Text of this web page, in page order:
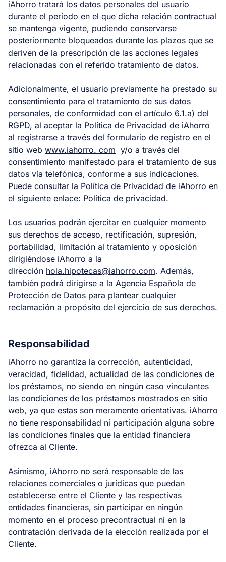
iAhorro tratará los datos personales del usuario
durante el período en el que dicha relación contractual
se mantenga vigente, pudiendo conservarse
posteriormente bloqueados durante los plazos que se
deriven de la prescripción de las acciones legales
relacionadas con el referido tratamiento de datos.
Adicionalmente, el usuario previamente ha prestado su
consentimiento para el tratamiento de sus datos
personales, de conformidad con el artículo 6.1.a) del
RGPD, al aceptar la Política de Privacidad de iAhorro
al registrarse a través del formulario de registro en el
sitio web www.iahorro. com y/o a través del
consentimiento manifestado para el tratamiento de sus
datos vía telefónica, conforme a sus indicaciones.
Puede consultar la Política de Privacidad de iAhorro en
el siguiente enlace: Política de privacidad.
Los usuarios podrán ejercitar en cualquier momento
sus derechos de acceso, rectificación, supresión,
portabilidad, limitación al tratamiento y oposición
dirigiéndose iAhorro a la
dirección hola.hipotecas@iahorro.com. Además,
también podrá dirigirse a la Agencia Española de
Protección de Datos para plantear cualquier
reclamación a propósito del ejercicio de sus derechos.
Responsabilidad
iAhorro no garantiza la corrección, autenticidad,
veracidad, fidelidad, actualidad de las condiciones de
los préstamos, no siendo en ningún caso vinculantes
las condiciones de los préstamos mostrados en sitio
web, ya que estas son meramente orientativas. iAhorro
no tiene responsabilidad ni participación alguna sobre
las condiciones finales que la entidad financiera
ofrezca al Cliente.
Asimismo, iAhorro no será responsable de las
relaciones comerciales o jurídicas que puedan
establecerse entre el Cliente y las respectivas
entidades financieras, sin participar en ningún
momento en el proceso precontractual ni en la
contratación derivada de la elección realizada por el
Cliente.